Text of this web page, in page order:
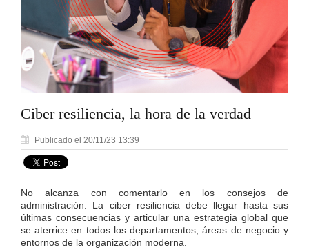
Ciber resiliencia, la hora de la verdad
Publicado el 20/11/23 13:39
No alcanza con comentarlo en los consejos de
administración. La ciber resiliencia debe llegar hasta sus
últimas consecuencias y articular una estrategia global que
se aterrice en todos los departamentos, áreas de negocio y
entornos de la organización moderna.